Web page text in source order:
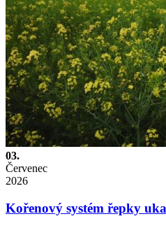
03.
Červenec
2026
Kořenový systém řepky